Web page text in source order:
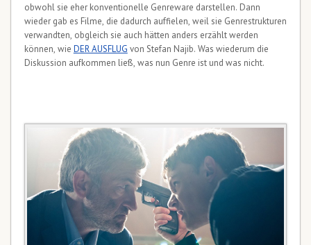
obwohl sie eher konventionelle Genreware darstellen. Dann
wieder gab es Filme, die dadurch auffielen, weil sie Genrestrukturen
verwandten, obgleich sie auch hätten anders erzählt werden
können, wie DER AUSFLUG von Stefan Najib. Was wiederum die
Diskussion aufkommen ließ, was nun Genre ist und was nicht.